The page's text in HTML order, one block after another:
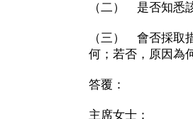
（二） 是否知悉
（三） 會否採取
何；若否，原因為
答覆：
主席女士：